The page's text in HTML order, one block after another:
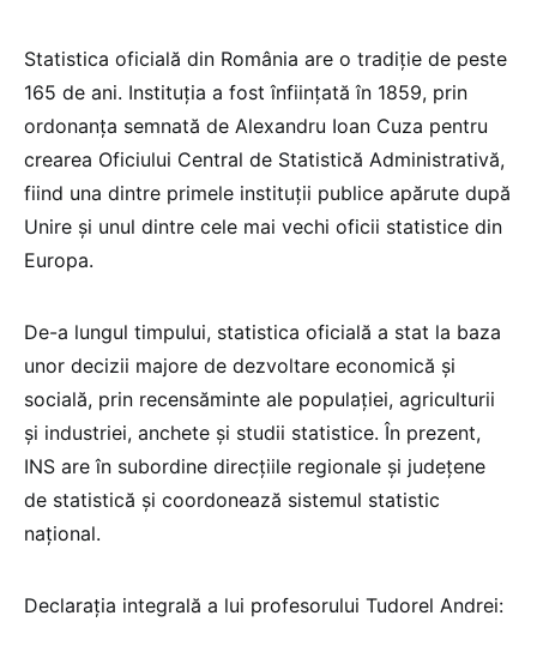
Statistica oficială din România are o tradiție de peste
165 de ani. Instituția a fost înființată în 1859, prin
ordonanța semnată de Alexandru Ioan Cuza pentru
crearea Oficiului Central de Statistică Administrativă,
fiind una dintre primele instituții publice apărute după
Unire și unul dintre cele mai vechi oficii statistice din
Europa.
De-a lungul timpului, statistica oficială a stat la baza
unor decizii majore de dezvoltare economică și
socială, prin recensăminte ale populației, agriculturii
și industriei, anchete și studii statistice. În prezent,
INS are în subordine direcțiile regionale și județene
de statistică și coordonează sistemul statistic
național.
Declarația integrală a lui profesorului Tudorel Andrei: